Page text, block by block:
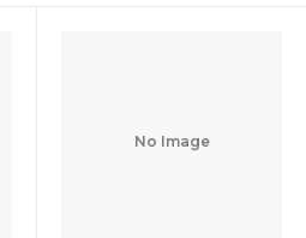
No Image